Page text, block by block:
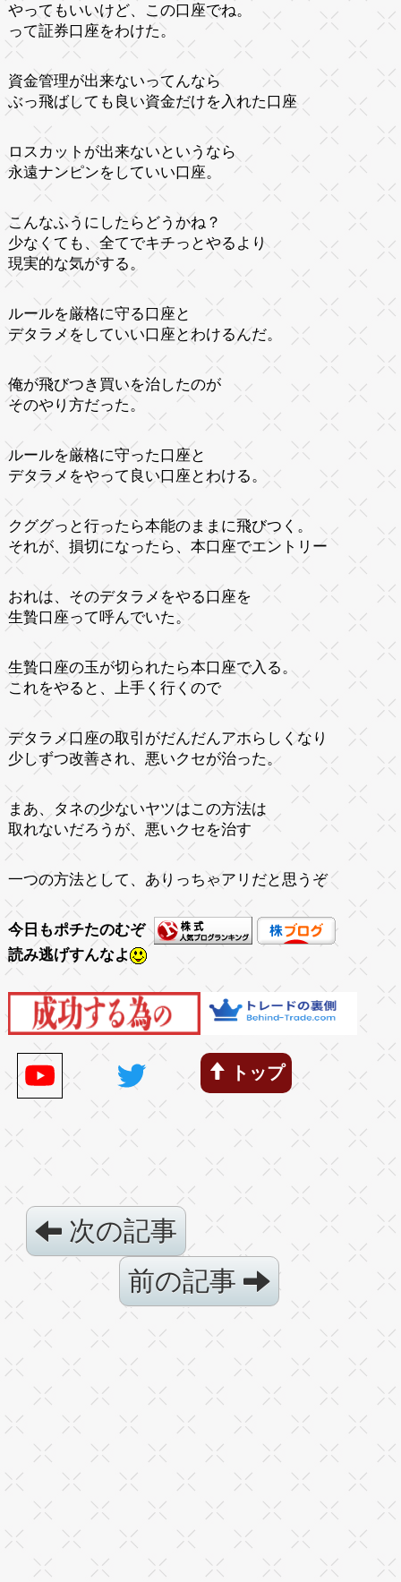
やってもいいけど、この口座でね。
って証券口座をわけた。
資金管理が出来ないってんなら
ぶっ飛ばしても良い資金だけを入れた口座
ロスカットが出来ないというなら
永遠ナンピンをしていい口座。
こんなふうにしたらどうかね？
少なくても、全てでキチっとやるより
現実的な気がする。
ルールを厳格に守る口座と
デタラメをしていい口座とわけるんだ。
俺が飛びつき買いを治したのが
そのやり方だった。
ルールを厳格に守った口座と
デタラメをやって良い口座とわける。
クググっと行ったら本能のままに飛びつく。
それが、損切になったら、本口座でエントリー
おれは、そのデタラメをやる口座を
生贄口座って呼んでいた。
生贄口座の玉が切られたら本口座で入る。
これをやると、上手く行くので
デタラメ口座の取引がだんだんアホらしくなり
少しずつ改善され、悪いクセが治った。
まあ、タネの少ないヤツはこの方法は
取れないだろうが、悪いクセを治す
一つの方法として、ありっちゃアリだと思うぞ
今日もポチたのむぞ
読み逃げすんなよ
トップ
次の記事
前の記事